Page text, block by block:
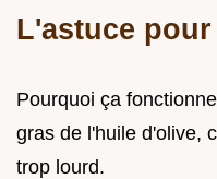
L'astuce
Pourquoi ça
gras de l'huile d'olive,
trop lourd.